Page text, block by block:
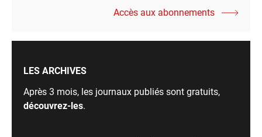
Accès aux abonnements
LES ARCHIVES
Après 3 mois, les journaux publiés sont gratuits,
découvrez-les.